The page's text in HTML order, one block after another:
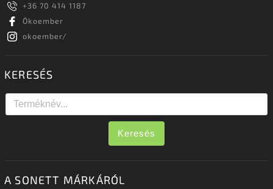
+36 70 414 1187
Ökoember
okoember/
KERESÉS
Keresés
A SONETT MÁRKÁRÓL